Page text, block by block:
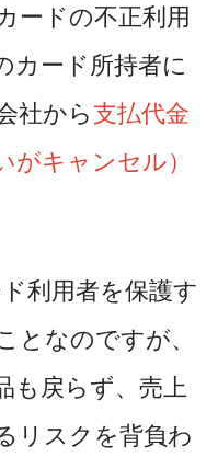
ードの不正利用
カード所持者に
社から支払代金
がキャンセル）
利用者を保護す
となのですが、
も戻らず、売上
リスクを背負わ